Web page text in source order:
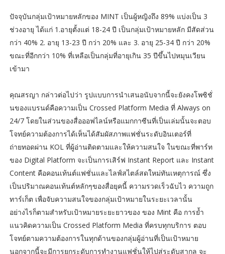
ปัจจุบันกลุ่มเป้าหมายหลักของ MINT เป็นผู้หญิงถึง 89% แบ่งเป็น 3
ช่วงอายุ ได้แก่ 1.อายุตั้งแต่ 18-24 ปี เป็นกลุ่มเป้าหมายหลัก มีสัดส่วน
กว่า 40% 2. อายุ 13-23 ปี กว่า 20% และ 3. อายุ 25-34 ปี กว่า 20%
ขณะที่อีกกว่า 10% ที่เหลือเป็นกลุ่มที่อายุเกิน 35 ปีขึ้นไปหมุนเวียน
เข้ามา
คุณสรญา กล่าวต่อไปว่า รูปแบบการนำเสนอนับจากนี้จะยังคงโพซิชั่
นของแบรนด์คือความเป็น Crossed Platform Media ที่ Always on
24/7 โดยในส่วนของสื่อออฟไลน์หรือแมกกาซีนที่เป็นเล่มนั้นจะตอบ
โจทย์ความต้องการได้เห็นได้สัมผัสภาพแฟชั่นระดับอินเตอร์ที่
ถ่ายทอดผ่าน KOL ที่ผู้อ่านติดตามและให้ความสนใจ ในขณะที่พาร์ท
ของ Digital Platform จะเป็นการเสิร์ฟ Instant Report และ Instant
Content คือคอนเท้นต์แฟชั่นและไลฟ์สไตล์สดใหม่ทันเหตุการณ์ ซึ่ง
เป็นปริมาณคอนเท้นต์หลักๆของสื่อยุคนี้ ความรวดเร็วฉับไว ความถูก
ทาร์เก็ต เพื่อจับความสนใจของกลุ่มเป้าหมายในระยะเวลานั้น
อย่างไรก็ตามสำหรับเป้าหมายระยะยาวของ ของ Mint คือ การย้ำ
แนวคิดความเป็น Crossed Platform Media ที่ครบทุกบริการ ตอบ
โจทย์ตามความต้องการในทุกด้านของกลุ่มผู้อ่านที่เป็นเป้าหมาย
นอกจากนี้จะมีการยกระดับการทำงานแฟชั่นให้ไปสู่ระดับสากล จะ